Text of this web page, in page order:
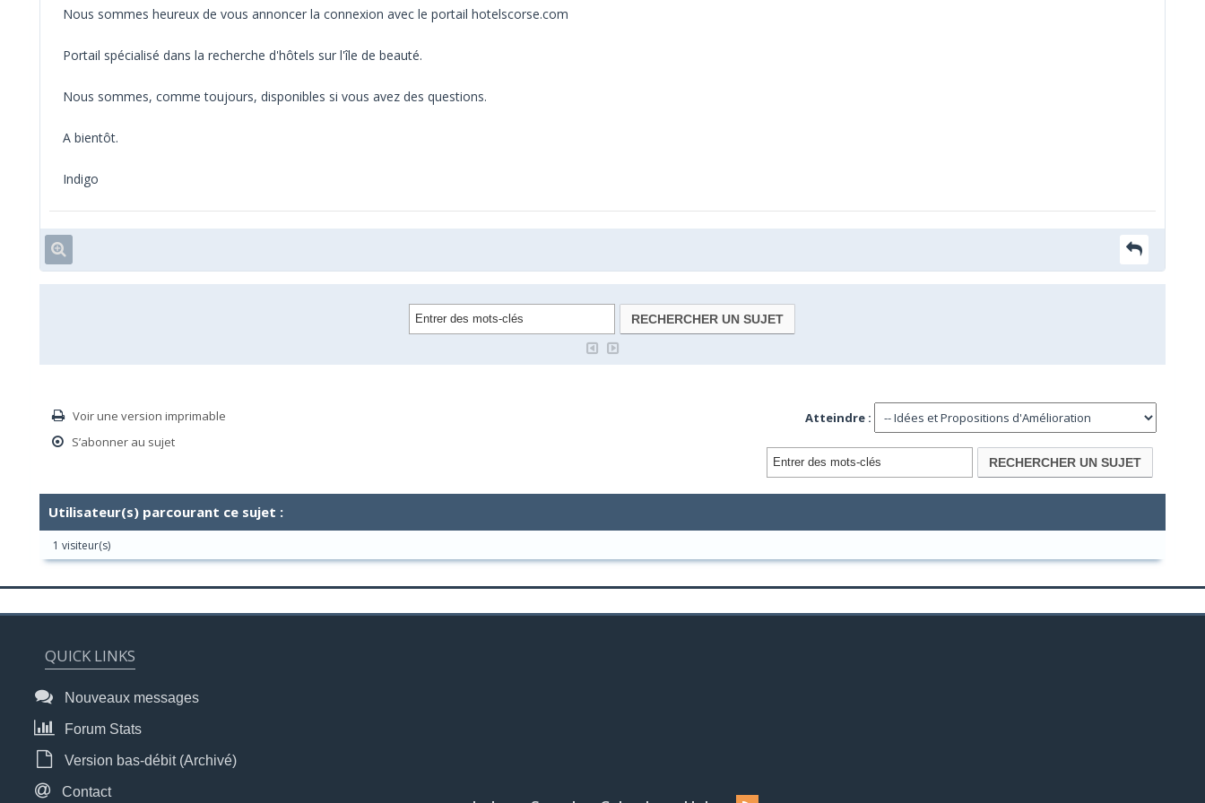
Nous sommes heureux de vous annoncer la connexion avec le portail hotelscorse.com
Portail spécialisé dans la recherche d'hôtels sur l'île de beauté.
Nous sommes, comme toujours, disponibles si vous avez des questions.
A bientôt.
Indigo
Voir une version imprimable
S’abonner au sujet
Atteindre :
Utilisateur(s) parcourant ce sujet :
1 visiteur(s)
QUICK LINKS
Nouveaux messages
Forum Stats
Version bas-débit (Archivé)
Contact